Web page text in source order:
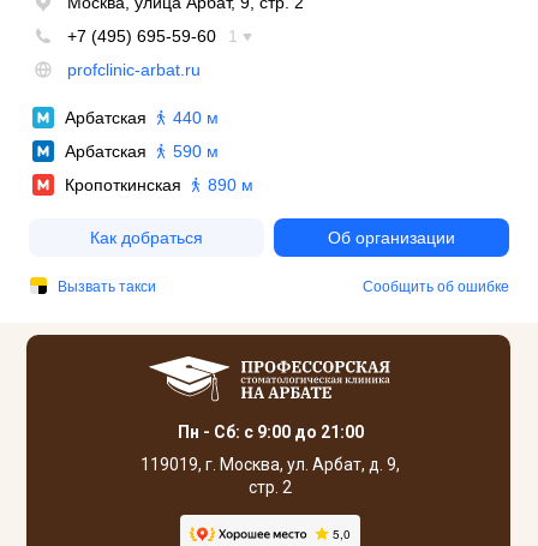
Пн - Сб: с 9:00 до 21:00
119019, г. Москва, ул. Арбат, д. 9,
стр. 2